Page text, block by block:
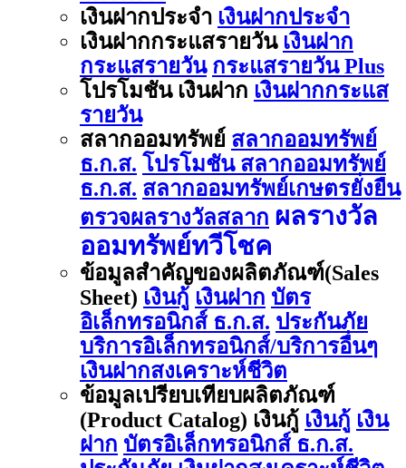
เงินฝากประจำ เงินฝากประจำ
เงินฝากกระแสรายวัน เงินฝาก
กระแสรายวัน กระแสรายวัน Plus
โปรโมชัน เงินฝาก เงินฝากกระแส
รายวัน
สลากออมทรัพย์ สลากออมทรัพย์
ธ.ก.ส. โปรโมชัน สลากออมทรัพย์
ธ.ก.ส. สลากออมทรัพย์เกษตรยั่งยืน
ตรวจผลรางวัลสลาก ผลรางวัล
ออมทรัพย์ทวีโชค
ข้อมูลสำคัญของผลิตภัณฑ์(Sales
Sheet) เงินกู้ เงินฝาก บัตร
อิเล็กทรอนิกส์ ธ.ก.ส. ประกันภัย
บริการอิเล็กทรอนิกส์/บริการอื่นๆ
เงินฝากสงเคราะห์ชีวิต
ข้อมูลเปรียบเทียบผลิตภัณฑ์
(Product Catalog) เงินกู้ เงินกู้ เงิน
ฝาก บัตรอิเล็กทรอนิกส์ ธ.ก.ส.